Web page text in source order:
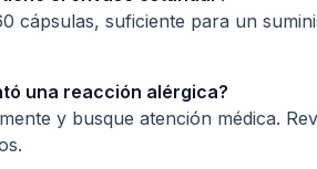
cápsulas, suficiente para un
una reacción alérgica?
y busque atención médica.